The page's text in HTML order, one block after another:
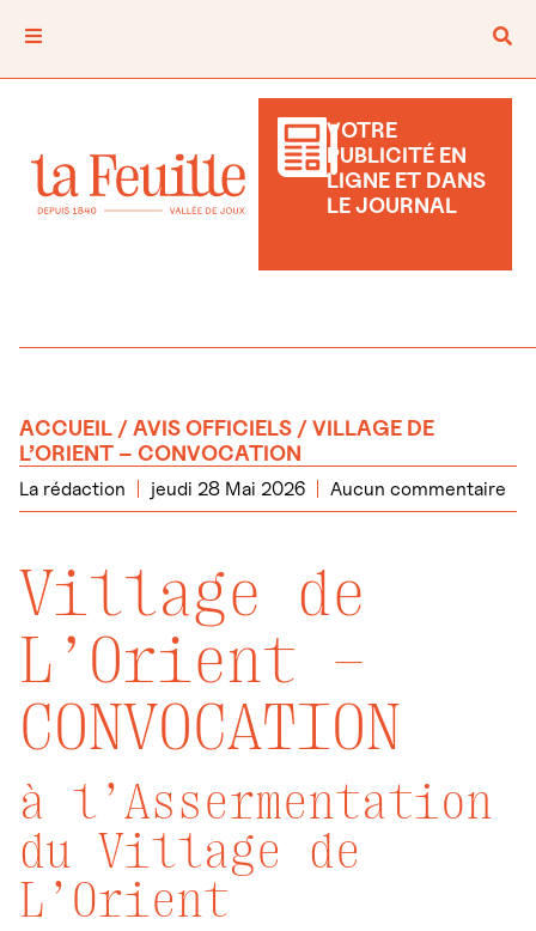
VOTRE
PUBLICITÉ EN
LIGNE ET DANS
LE JOURNAL
ACCUEIL /AVIS OFFICIELS / VILLAGE DE
L’ORIENT – CONVOCATION
La rédaction jeudi 28 Mai 2026 Aucun commentaire
Village de
L’Orient –
CONVOCATION
à l’Assermentation
du Village de
L’Orient